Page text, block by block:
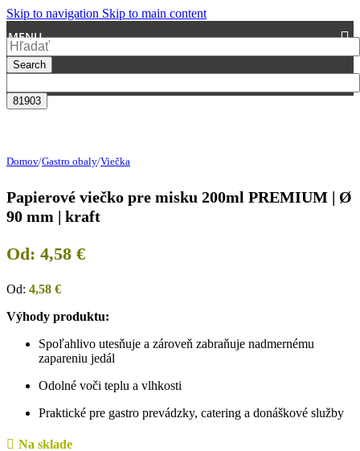
Skip to navigation Skip to main content
MENU
Search
Domov/Gastro obaly/Viečka
Papierové viečko pre misku 200ml PREMIUM | Ø
90 mm | kraft
Od: 4,58 €
Od: 4,58 €
Výhody produktu:
Spoľahlivo utesňuje a zároveň zabraňuje nadmernému
zapareniu jedál
Odolné voči teplu a vlhkosti
Praktické pre gastro prevádzky, catering a donáškové služby
Na sklade